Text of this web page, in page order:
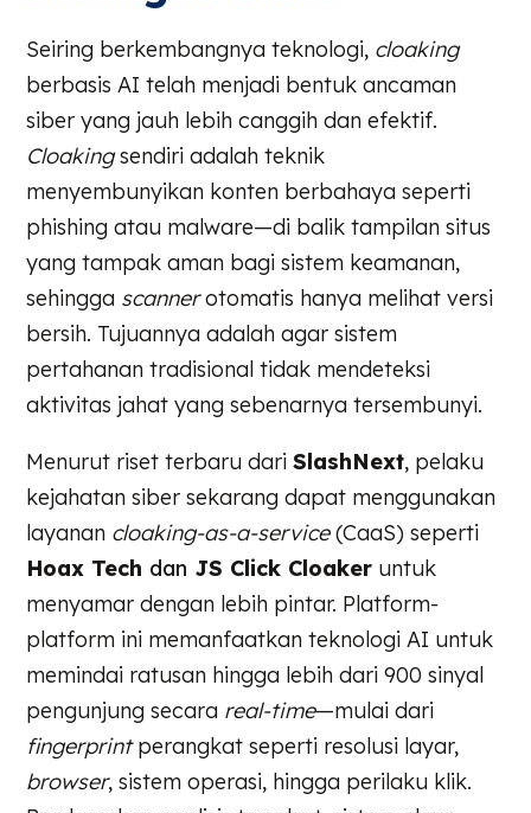
Seiring berkembangnya teknologi, cloaking
berbasis AI telah menjadi bentuk ancaman
siber yang jauh lebih canggih dan efektif.
Cloakingsendiri adalah teknik
menyembunyikan konten berbahaya seperti
phishing atau malware—di balik tampilan situs
yang tampak aman bagi sistem keamanan,
sehingga scannerotomatis hanya melihat versi
bersih. Tujuannya adalah agar sistem
pertahanan tradisional tidak mendeteksi
aktivitas jahat yang sebenarnya tersembunyi.
Menurut riset terbaru dariSlashNext, pelaku
kejahatan siber sekarang dapat menggunakan
layanan cloaking-as-a-service(CaaS) seperti
Hoax Tech dan JS Click Cloaker untuk
menyamar dengan lebih pintar. Platform-
platform ini memanfaatkan teknologi AI untuk
memindai ratusan hingga lebih dari 900 sinyal
pengunjung secara real-time—mulai dari
fingerprintperangkat seperti resolusi layar,
browser, sistem operasi, hingga perilaku klik.